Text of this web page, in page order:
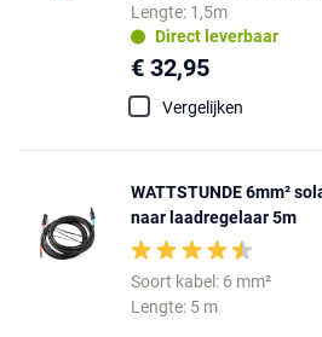
Lengte: 1,5m
Direct leverbaar
€ 32,95
Vergelijken
WATTSTUNDE 6mm²
naar laadregelaar 5m
Soort kabel: 6 mm²
Lengte: 5 m